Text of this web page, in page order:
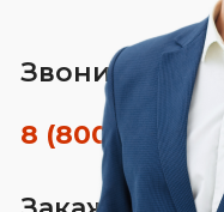
Звоните по
8 (800) 350-